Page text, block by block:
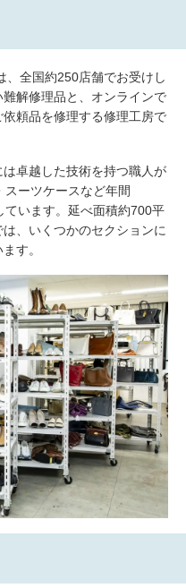
送修理）
、全国約250店舗でお受けし
解修理品と、オンラインで
頼品を修理する修理工房で
卓越した技術を持つ職人が
ーツケースなど年間
います。延べ面積約700平
、いくつかのセクションに
す。